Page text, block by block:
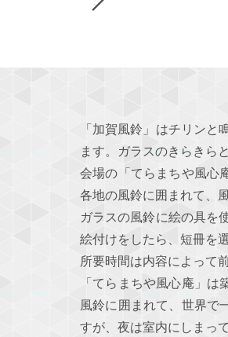
「加賀風鈴」はチリン
ます。ガラスのきらきら
会場の「てらまちや風心
各地の風鈴に囲まれて、
ガラスの風鈴に絵の具を
絵付けをしたら、短冊を
所要時間は内容によって
「てらまちや風心庵」
風鈴に囲まれて、世界で
すが、夜は室内にしまっ